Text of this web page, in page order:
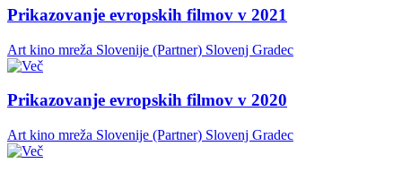
Prikazovanje evropskih filmov v 2021
Art kino mreža Slovenije (Partner) Slovenj Gradec
Prikazovanje evropskih filmov v 2020
Art kino mreža Slovenije (Partner) Slovenj Gradec